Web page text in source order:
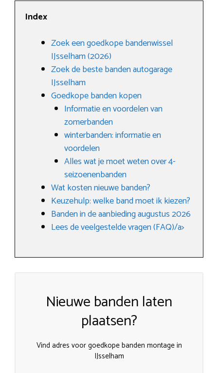
Index
Zoek een goedkope bandenwissel
IJsselham (2026)
Zoek de beste banden autogarage
IJsselham
Goedkope banden kopen
Informatie en voordelen van
zomerbanden
winterbanden: informatie en
voordelen
Alles wat je moet weten over 4-
seizoenenbanden
Wat kosten nieuwe banden?
Keuzehulp: welke band moet ik kiezen?
Banden in de aanbieding augustus 2026
Lees de veelgestelde vragen (FAQ)/a>
Nieuwe banden laten
plaatsen?
Vind adres voor goedkope banden montage in
IJsselham